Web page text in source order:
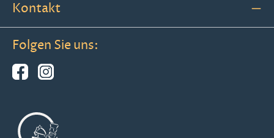
Kontakt
Folgen Sie uns: